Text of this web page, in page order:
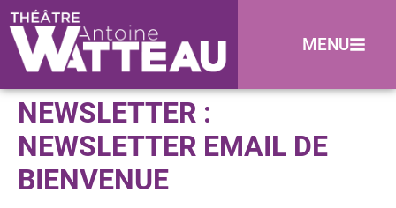
MENU
NEWSLETTER :
NEWSLETTER EMAIL DE
BIENVENUE